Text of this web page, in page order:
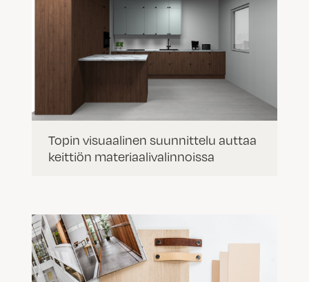
Topin visuaalinen suunnittelu auttaa
keittiön materiaalivalinnoissa